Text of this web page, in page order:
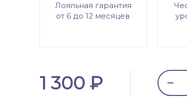
Лояльная гарантия
от 6 до 12 месяцев
1 300 ₽